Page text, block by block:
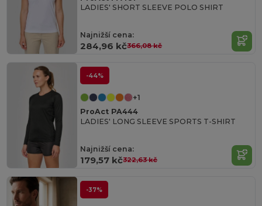
LADIES' SHORT SLEEVE POLO SHIRT
Najnižší cena:
284,96 kč366,08 kč
-44%
+1
ProAct PA444
LADIES' LONG SLEEVE SPORTS T-SHIRT
Najnižší cena:
179,57 kč322,63 kč
-37%